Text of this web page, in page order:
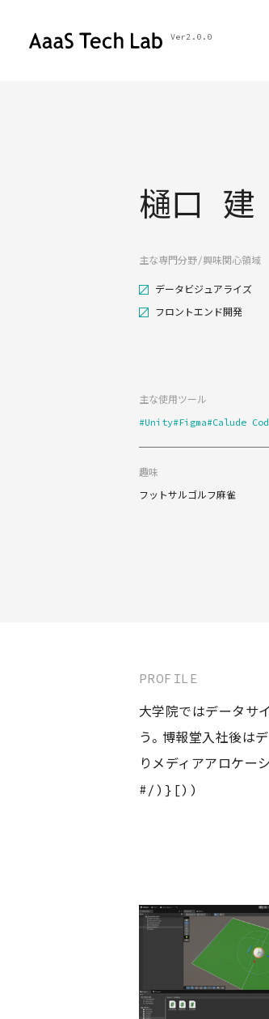
Ver2.0.0
樋口 建
主な専門分野/興味関心領域
データビジュアライズ
フロントエンド開発
主な使用ツール
#Unity#Figma#Calude
趣味
フットサルゴルフ麻雀
PROFILE
大学院ではデータサ
う。博報堂入社後は
りメディアアロケー
策の企画・実装などに